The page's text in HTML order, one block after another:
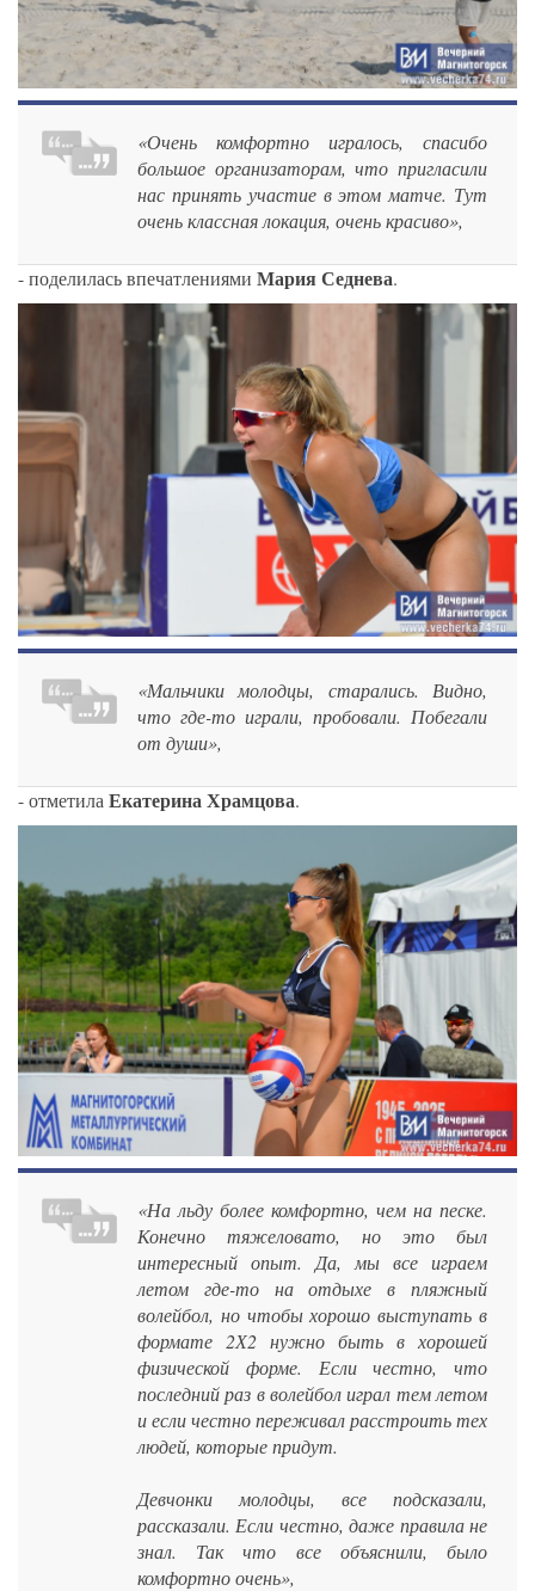
«Очень комфортно игралось, спасибо
большое организаторам, что пригласили
нас принять участие в этом матче. Тут
очень классная локация, очень красиво»,
- поделилась впечатлениями Мария Седнева.
«Мальчики молодцы, старались. Видно,
что где-то играли, пробовали. Побегали
от души»,
- отметила Екатерина Храмцова.
«На льду более комфортно, чем на песке.
Конечно тяжеловато, но это был
интересный опыт. Да, мы все играем
летом где-то на отдыхе в пляжный
волейбол, но чтобы хорошо выступать в
формате 2Х2 нужно быть в хорошей
физической форме. Если честно, что
последний раз в волейбол играл тем летом
и если честно переживал расстроить тех
людей, которые придут.
Девчонки молодцы, все подсказали,
рассказали. Если честно, даже правила не
знал. Так что все объяснили, было
комфортно очень»,